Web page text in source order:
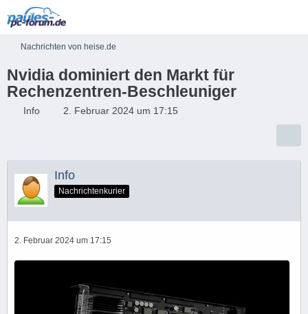
Nachrichten von heise.de
Nvidia dominiert den Markt für
Rechenzentren-Beschleuniger
Info 2. Februar 2024 um 17:15
Info
Nachrichtenkurier
2. Februar 2024 um 17:15